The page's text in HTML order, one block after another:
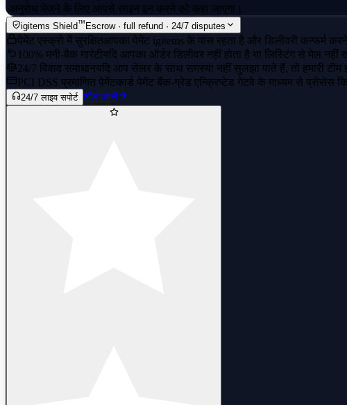
·अनुरोध भेजने के लिए आपसे साइन इन करने को कहा जाएगा।
igitems Shield™ Escrow · full refund · 24/7 disputes
पेमेंट एस्क्रो में सुरक्षितआपका पेमेंट igitems के पास रहता है और डिलीवरी कन्फर्म करने
100% मनी-बैक गारंटीयदि आपका ऑर्डर डिलीवर नहीं होता है या लिस्टिंग से मेल नहीं
24/7 विवाद समाधानयदि आप सेलर के साथ समस्या नहीं सुलझा पाते हैं, तो हमारी टीम
PCI DSS प्रमाणित पेमेंटकार्ड पेमेंट बैंक-ग्रेड एन्क्रिप्टेड गेटवे के माध्यम से प्रोसेस
24/7 लाइव सपोर्ट और जानें